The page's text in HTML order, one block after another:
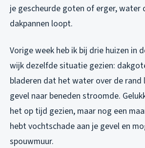
je gescheurde goten of erger, water
dakpannen loopt.
Vorige week heb ik bij drie huizen in
wijk dezelfde situatie gezien:
bladeren dat het water over de rand
gevel naar beneden stroomde.
het op tijd gezien, maar nog een
hebt vochtschade aan je gevel en
spouwmuur.